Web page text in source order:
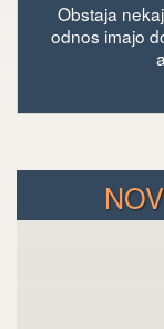
Obstaja
odnos imajo